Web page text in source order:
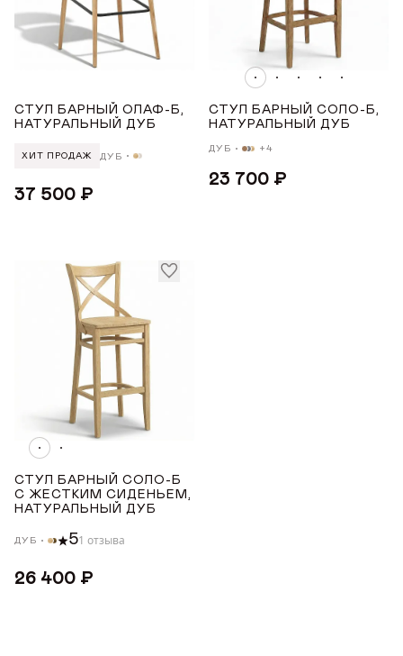
ДИЗАЙНЕРАМ
СОТРУДНИЧЕСТВО
ДИЛЕРАМ
КОНТАКТЫ
О ФАБРИКЕ
История
Награды
Телепроекты
Youtube Telegram
ПОДЛОКОТНИКИ
МАТЕРИАЛ
Дуб
УРОВЕНЬ МЯГКОСТИ
Жесткий
Средний
СТРАНА ПРОИЗВОДСТВА
РОССИЯ
ТОНИРОВКА
Светлый дуб с чёрной патиной
СТУЛ БАРНЫЙ ОЛАФ-Б,
НАТУРАЛЬНЫЙ ДУБ
ХИТ ПРОДАЖ ДУБ
37 500 ₽
СТУЛ БАРНЫЙ СОЛО-Б,
НАТУРАЛЬНЫЙ ДУБ
ДУБ +4
23 700 ₽
СТУЛ БАРНЫЙ СОЛО-Б
С ЖЕСТКИМ СИДЕНЬЕМ,
НАТУРАЛЬНЫЙ ДУБ
ДУБ 51 отзыва
26 400 ₽